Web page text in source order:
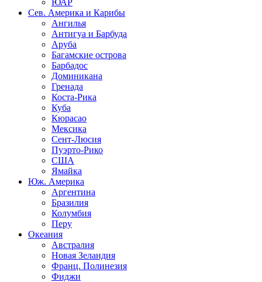
ЮАР
Сев. Америка и Карибы
Ангилья
Антигуа и Барбуда
Аруба
Багамские острова
Барбадос
Доминикана
Гренада
Коста-Рика
Куба
Кюрасао
Мексика
Сент-Люсия
Пуэрто-Рико
США
Ямайка
Юж. Америка
Аргентина
Бразилия
Колумбия
Перу
Океания
Австралия
Новая Зеландия
Франц. Полинезия
Фиджи